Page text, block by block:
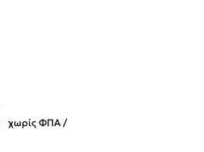
χωρίς ΦΠΑ /